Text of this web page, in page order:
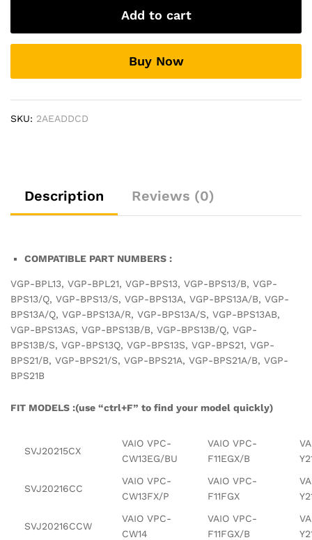
VGP-
VGN-
W
VGP-
Laptop
Add to cart
Buy Now
SKU: 2AEADDCD
Description Reviews (0)
COMPATIBLE PART NUMBERS :
VGP-BPL13, VGP-BPL21, VGP-BPS13, VGP-BPS13/B, VGP-
BPS13/Q, VGP-BPS13/S, VGP-BPS13A, VGP-BPS13A/B, VGP-
BPS13A/Q, VGP-BPS13A/R, VGP-BPS13A/S, VGP-BPS13AB,
VGP-BPS13AS, VGP-BPS13B/B, VGP-BPS13B/Q, VGP-
BPS13B/S, VGP-BPS13Q, VGP-BPS13S, VGP-BPS21, VGP-
BPS21/B, VGP-BPS21/S, VGP-BPS21A, VGP-BPS21A/B, VGP-
BPS21B
FIT MODELS :(use “ctrl+F” to find your model quickly)
SVJ20215CX
VAIO VPC-
CW13EG/BU
VAIO VPC-
F11EGX/B
SVJ20216CC
VAIO VPC-
CW13FX/P
VAIO VPC-
F11FGX
SVJ20216CCW
VAIO VPC-
CW14
VAIO VPC-
F11FGX/B